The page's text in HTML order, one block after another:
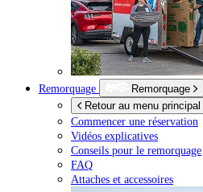
Remorquage
Remorquage
Retour au menu principal
Commencer une réservation
Vidéos explicatives
Conseils pour le remorquage
FAQ
Attaches et accessoires